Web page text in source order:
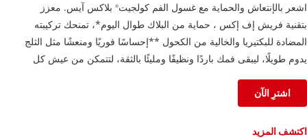
اشعر بالإنتعاش والحماية مع غسول الفم كولجيت® بلاكس آيس. معزز
بتقنية فريش إف إكس ، حماية من البلاك طوال اليوم*، تمنحك تركيبته
المضادة للبكتيريا والخالية من الكحول **إحساسًا فوريًا ومنعشًا مثل الثلج
يدوم طويلًا، ليبقى فمك باردًا ونظيفًا ومليئًا بالثقة، لتتمكن من عيش كل
اشترِ الآن
اكتشف المزيد